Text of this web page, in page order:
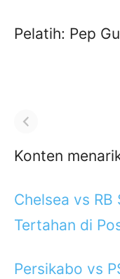
Pelatih: Pep
Konten
Chelsea vs RB
Tertahan di
Persikabo vs